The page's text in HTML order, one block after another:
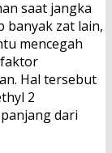
saat jangka
banyak zat lain,
mencegah
Hal tersebut
2
dari